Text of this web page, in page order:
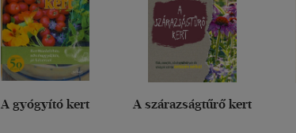
A gyógyító kert A szárazságtűrő kert